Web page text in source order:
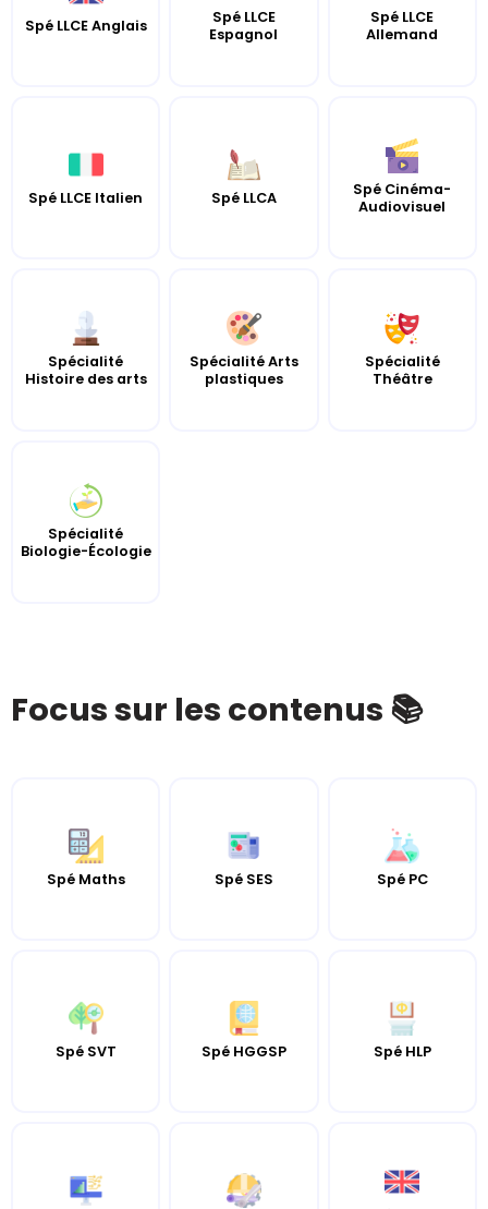
Spé LLCE Anglais
Spé LLCE
Espagnol
Spé LLCE
Allemand
Spé LLCE Italien Spé LLCA
Spé Cinéma-
Audiovisuel
Spécialité
Histoire des arts
Spécialité Arts
plastiques
Spécialité
Théâtre
Spécialité
Biologie-Écologie
Focus sur les contenus 📚
Spé Maths Spé SES Spé PC
Spé SVT Spé HGGSP Spé HLP